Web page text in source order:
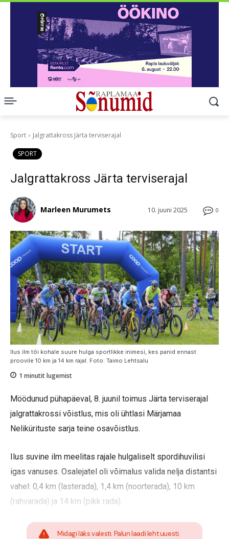
Sport Jalgrattakross Järta terviserajal
SPORT
Jalgrattakross Järta terviserajal
0
10. juuni 2025
Marleen Murumets
Ilus ilm tõi kohale suure hulga sportlikke inimesi, kes panid ennast
proovile 10 km ja 14 km rajal. Foto: Taimo Lehtsalu
1 minutit lugemist
Möödunud pühapäeval, 8. juunil toimus Järta terviserajal
jalgrattakrossi võistlus, mis oli ühtlasi Märjamaa
Nelikürituste sarja teine osavõistlus.
Ilus suvine ilm meelitas rajale hulgaliselt spordihuvilisi
igas vanuses. Osalejatel oli võimalus valida nelja distantsi
vahel: 0,4 km (lasterada), 1,4 km (noorterada), 10 km
(rahvarada) ja 14 km (pikk rada).
Midagi läks valesti. Palun laadi leht uuesti.